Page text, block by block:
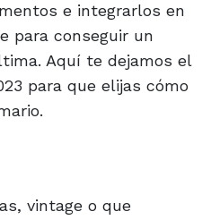
e integrarlos en
para conseguir un
Aquí te dejamos el
para que elijas cómo
vintage o que